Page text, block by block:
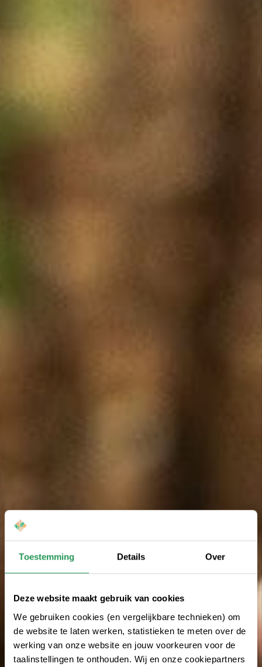
Toestemming Details Over
Deze website maakt gebruik van cookies
We gebruiken cookies (en vergelijkbare technieken) om
de website te laten werken, statistieken te meten over de
werking van onze website en jouw voorkeuren voor de
taalinstellingen te onthouden. Wij en onze cookiepartners